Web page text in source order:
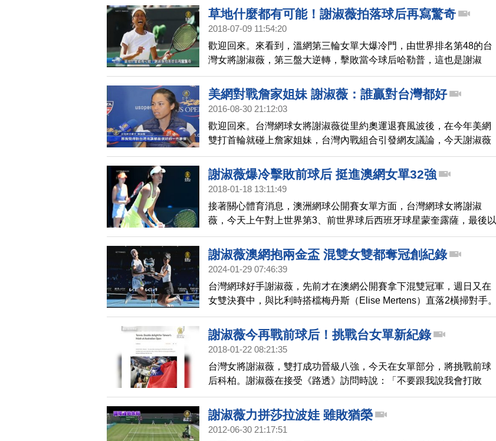
草地什麼都有可能！謝淑薇拍落球后再寫驚奇
2018-07-09 11:54:20
歡迎回來。來看到，溫網第三輪女單大爆冷門，由世界排名第48的台
灣女將謝淑薇，第三盤大逆轉，擊敗當今球后哈勒普，這也是謝淑
薇，繼去年在法網打敗大會第七種子康塔，以及澳網打敗前球后柯貝
之後，再度上演大驚奇，拍落排名第一的頭號種子，闖入溫網16強。
美網對戰詹家姐妹 謝淑薇：誰贏對台灣都好
2016-08-30 21:12:03
歡迎回來。台灣網球女將謝淑薇從里約奧運退賽風波後，在今年美網
雙打首輪就碰上詹家姐妹，台灣內戰組合引發網友議論，今天謝淑薇
在美網接受採訪時表示，大家不用做太多揣測，無論誰贏對台灣都
好。
謝淑薇爆冷擊敗前球后 挺進澳網女單32強
2018-01-18 13:11:49
接著關心體育消息，澳洲網球公開賽女單方面，台灣網球女將謝淑
薇，今天上午對上世界第3、前世界球后西班牙球星蒙奎露薩，最後以
7：6、6：4爆冷拍落蒙奎露薩，挺進澳網女單32強。
謝淑薇澳網抱兩金盃 混雙女雙都奪冠創紀錄
2024-01-29 07:46:39
台灣網球好手謝淑薇，先前才在澳網公開賽拿下混雙冠軍，週日又在
女雙決賽中，與比利時搭檔梅丹斯（Elise Mertens）直落2橫掃對手。
而謝淑薇手抱兩冠的成績，不僅創下台灣選手的新紀錄，更是澳網近
24年來首見，整個21世紀目前也只有6位女將達到這項壯舉。
謝淑薇今再戰前球后！挑戰台女單新紀錄
2018-01-22 08:21:35
台灣女將謝淑薇，雙打成功晉級八強，今天在女單部分，將挑戰前球
后科柏。謝淑薇在接受《路透》訪問時說：「不要跟我說我會打敗
她，我應該會被她打死吧！」但謝淑薇強調：「我會盡量保持樂觀，
去取得每一場的勝利並奮戰到最後。」淑薇說，「科柏是一位偉大的
球員，她在技術和力量上都優於我，但我的優勢就是我的打法完全是
謝淑薇力拼莎拉波娃 雖敗猶榮
2012-06-30 21:17:51